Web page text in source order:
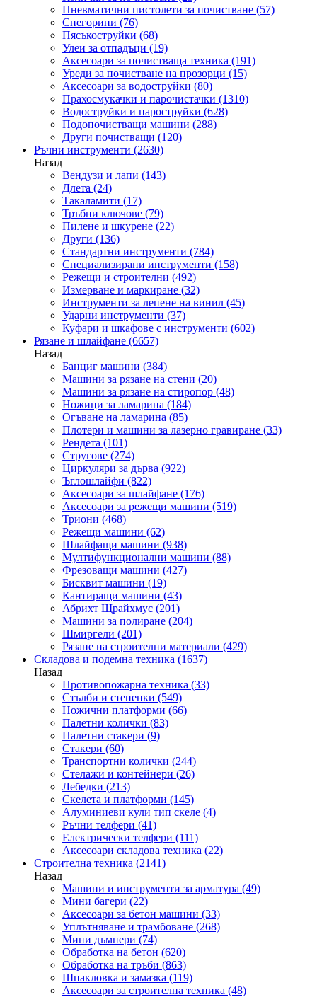
Пневматични пистолети за почистване (57)
Снегорини (76)
Пясъкоструйки (68)
Улеи за отпадъци (19)
Аксесоари за почистваща техника (191)
Уреди за почистване на прозорци (15)
Аксесоари за водоструйки (80)
Прахосмукачки и парочистачки (1310)
Водоструйки и пароструйки (628)
Подопочистващи машини (288)
Други почистващи (120)
Ръчни инструменти (2630)
Назад
Вендузи и лапи (143)
Длета (24)
Такаламити (17)
Тръбни ключове (79)
Пилене и шкурене (22)
Други (136)
Стандартни инструменти (784)
Специализирани инструменти (158)
Режещи и строителни (492)
Измерване и маркиране (32)
Инструменти за лепене на винил (45)
Ударни инструменти (37)
Куфари и шкафове с инструменти (602)
Рязане и шлайфане (6657)
Назад
Банциг машини (384)
Машини за рязане на стени (20)
Машини за рязане на стиропор (48)
Ножици за ламарина (184)
Огъване на ламарина (85)
Плотери и машини за лазерно гравиране (33)
Рендета (101)
Стругове (274)
Циркуляри за дърва (922)
Ъглошлайфи (822)
Аксесоари за шлайфане (176)
Аксесоари за режещи машини (519)
Триони (468)
Режещи машини (62)
Шлайфащи машини (938)
Мултифункционални машини (88)
Фрезоващи машини (427)
Бисквит машини (19)
Кантиращи машини (43)
Абрихт Щрайхмус (201)
Машини за полиране (204)
Шмиргели (201)
Рязане на строителни материали (429)
Складова и подемна техника (1637)
Назад
Противопожарна техника (33)
Стълби и степенки (549)
Ножични платформи (66)
Палетни колички (83)
Палетни стакери (9)
Стакери (60)
Транспортни колички (244)
Стелажи и контейнери (26)
Лебедки (213)
Скелета и платформи (145)
Алуминиеви кули тип скеле (4)
Ръчни телфери (41)
Електрически телфери (111)
Аксесоари складова техника (22)
Строителна техника (2141)
Назад
Машини и инструменти за арматура (49)
Мини багери (22)
Аксесоари за бетон машини (33)
Уплътняване и трамбоване (268)
Мини дъмпери (74)
Обработка на бетон (620)
Обработка на тръби (863)
Шпакловка и замазка (119)
Аксесоари за строителна техника (48)